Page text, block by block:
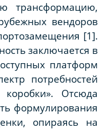
трансформацию,
вендоров
[1].
заключается в
платформ
потребностей
Отсюда
формулирования
опираясь на